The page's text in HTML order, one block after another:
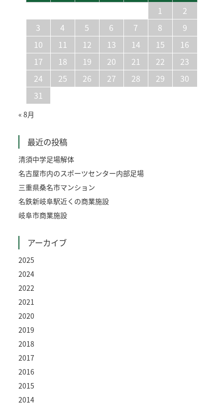
1
2
3
4 5 6 7 8
9
10
11 12 13 14 15
16
17
18 19 20 21 22
23
24
25 26 27 28 29
30
31
« 8月
最近の投稿
清須中学足場解体
名古屋市内のスポーツセンター内部足場
三重県桑名市マンション
名鉄新岐阜駅近くの商業施設
岐阜市商業施設
アーカイブ
2025
2024
2022
2021
2020
2019
2018
2017
2016
2015
2014